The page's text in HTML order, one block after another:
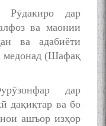
Рӯдакиро дар
ва маонии
ва адабиёти
медонад (Шафақ
дар
дақиқтар ва бо
ашъор изҳор